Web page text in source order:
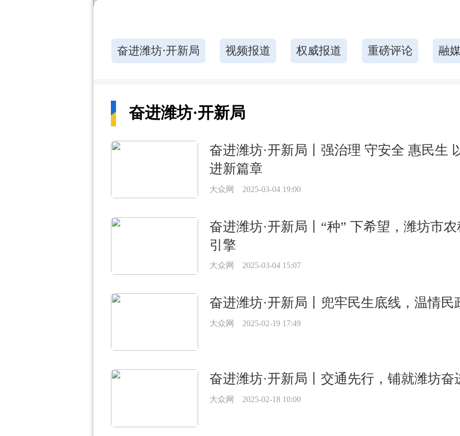
奋进潍坊·开新局 视频报道 权威报道 重磅评论 融
奋进潍坊·开新局
奋进潍坊·开新局丨强治理 守安全 惠民生
进新篇章
大众网 2025-03-04 19:00
奋进潍坊·开新局丨“种” 下希望，潍坊市
引擎
大众网 2025-03-04 15:07
奋进潍坊·开新局丨兜牢民生底线，温情民
大众网 2025-02-19 17:49
奋进潍坊·开新局丨交通先行，铺就潍坊奋
大众网 2025-02-18 10:00